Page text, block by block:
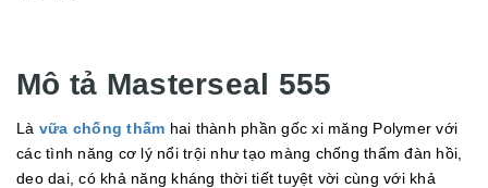
Mô tả Masterseal 555
Là vữa chống thấm hai thành phần gốc xi măng Polymer với
các tình năng cơ lý nổi trội như tạo màng chống thấm đàn hồi,
deo dai, có khả năng kháng thời tiết tuyệt vời cùng với khả